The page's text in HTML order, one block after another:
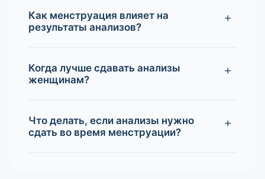
Как менструация влияет на
результаты анализов?
Когда лучше сдавать анализы
женщинам?
Что делать, если анализы нужно
сдать во время менструации?